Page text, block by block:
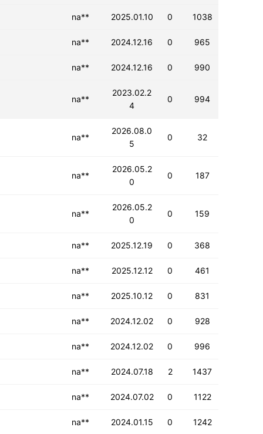
na** 2025.01.10 0 1038
na** 2024.12.16 0 965
na** 2024.12.16 0 990
na**
2023.02.2
4
0 994
na**
2026.08.0
5
0 32
na**
2026.05.2
0
0 187
na**
2026.05.2
0
0 159
na** 2025.12.19 0 368
na** 2025.12.12 0 461
na** 2025.10.12 0 831
na** 2024.12.02 0 928
na** 2024.12.02 0 996
na** 2024.07.18 2 1437
na** 2024.07.02 0 1122
na** 2024.01.15 0 1242